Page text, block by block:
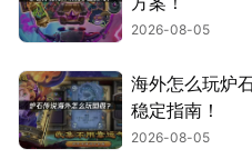
2026-08-05
海外怎么玩炉
稳定指南！
2026-08-05